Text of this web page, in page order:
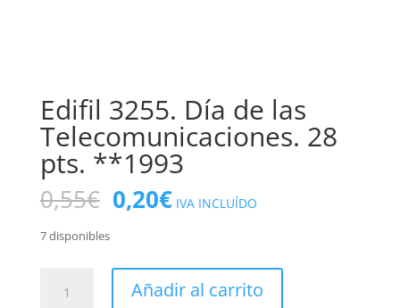
Edifil 3255. Día de las
Telecomunicaciones. 28
pts. **1993
0,55€ El
precio
era:
0,55€.
0,20€El
precio
es:
0,20€.
IVA INCLUÍDO
7 disponibles
3255.
Añadir al carrito